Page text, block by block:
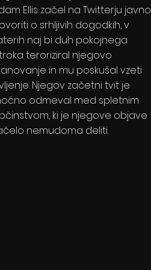
Ellis začel na Twitterju javno
o srhljivih dogodkih, v
naj bi duh pokojnega
teroriziral njegovo
in mu poskušal vzeti
Njegov začetni tvit je
odmeval med spletnim
ki je njegove objave
nemudoma deliti.